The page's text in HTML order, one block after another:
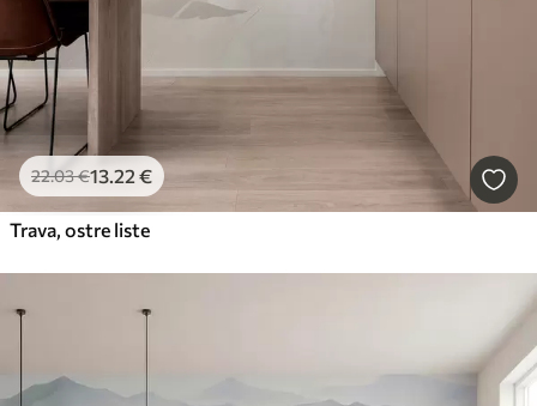
22.03€13 .22 €
Trava, ostre liste